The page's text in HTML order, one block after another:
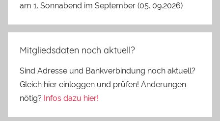
am 1. Sonnabend im September (05. 09.2026)
Mitgliedsdaten noch aktuell?
Sind Adresse und Bankverbindung noch aktuell?
Gleich hier einloggen und prüfen! Änderungen
nötig? Infos dazu hier!